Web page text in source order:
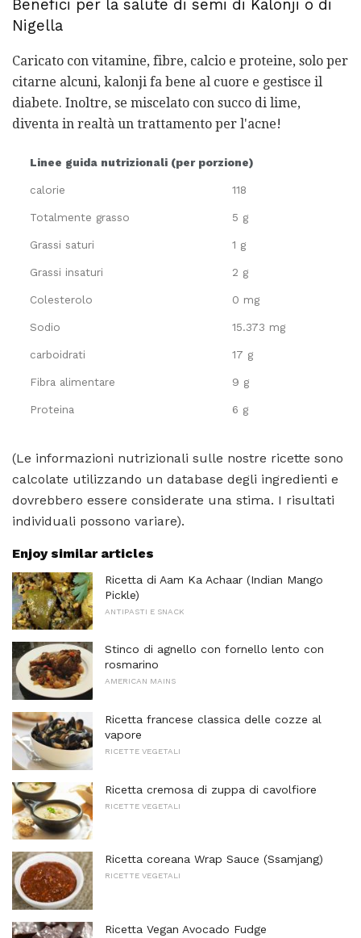
Benefici per la salute di semi di Kalonji o di
Nigella
Caricato con vitamine, fibre, calcio e proteine, solo per
citarne alcuni, kalonji fa bene al cuore e gestisce il
diabete. Inoltre, se miscelato con succo di lime,
diventa in realtà un trattamento per l'acne!
Linee guida nutrizionali (per porzione)
calorie 118
Totalmente grasso 5 g
Grassi saturi 1 g
Grassi insaturi 2 g
Colesterolo 0 mg
Sodio 15.373 mg
carboidrati 17 g
Fibra alimentare 9 g
Proteina 6 g
(Le informazioni nutrizionali sulle nostre ricette sono
calcolate utilizzando un database degli ingredienti e
dovrebbero essere considerate una stima. I risultati
individuali possono variare).
Enjoy similar articles
Ricetta di Aam Ka Achaar (Indian Mango
Pickle)
ANTIPASTI E SNACK
Stinco di agnello con fornello lento con
rosmarino
AMERICAN MAINS
Ricetta francese classica delle cozze al
vapore
RICETTE VEGETALI
Ricetta cremosa di zuppa di cavolfiore
RICETTE VEGETALI
Ricetta coreana Wrap Sauce (Ssamjang)
RICETTE VEGETALI
Ricetta Vegan Avocado Fudge